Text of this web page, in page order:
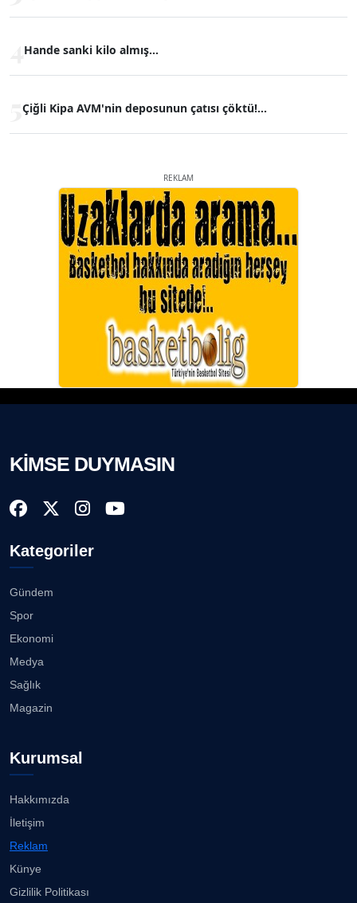
Hande sanki kilo almış...
Çiğli Kipa AVM'nin deposunun çatısı çöktü!...
REKLAM
KİMSE DUYMASIN
Kategoriler
Gündem
Spor
Ekonomi
Medya
Sağlık
Magazin
Kurumsal
Hakkımızda
İletişim
Reklam
Künye
Gizlilik Politikası